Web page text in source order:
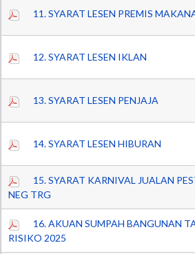
11. SYARAT LESEN PREMIS
12. SYARAT LESEN IKLAN
13. SYARAT LESEN PENJAJA
14. SYARAT LESEN HIBURAN
15. SYARAT KARNIVAL JUALAN
NEG TRG
16. AKUAN SUMPAH BANGUNAN
RISIKO 2025